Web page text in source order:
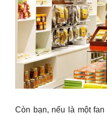
Còn bạn, nếu là một